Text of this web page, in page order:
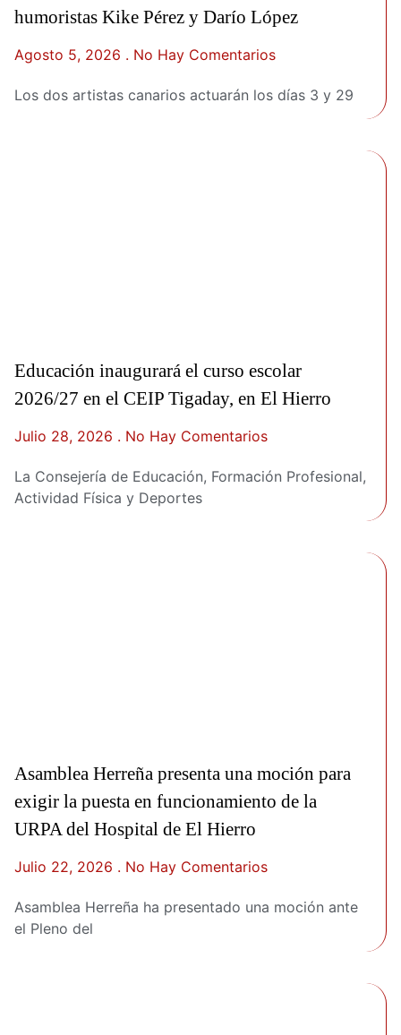
humoristas Kike Pérez y Darío López
Agosto 5, 2026 No Hay Comentarios
Los dos artistas canarios actuarán los días 3 y 29
Educación inaugurará el curso escolar
2026/27 en el CEIP Tigaday, en El Hierro
Julio 28, 2026 No Hay Comentarios
La Consejería de Educación, Formación Profesional,
Actividad Física y Deportes
Asamblea Herreña presenta una moción para
exigir la puesta en funcionamiento de la
URPA del Hospital de El Hierro
Julio 22, 2026 No Hay Comentarios
Asamblea Herreña ha presentado una moción ante
el Pleno del